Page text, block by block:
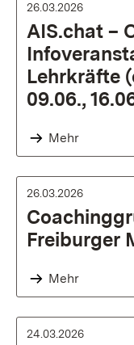
26.03.2026
AIS.chat –
Lehrkräfte
09.06.,
Mehr
26.03.2026
Freiburger
Mehr
24.03.2026